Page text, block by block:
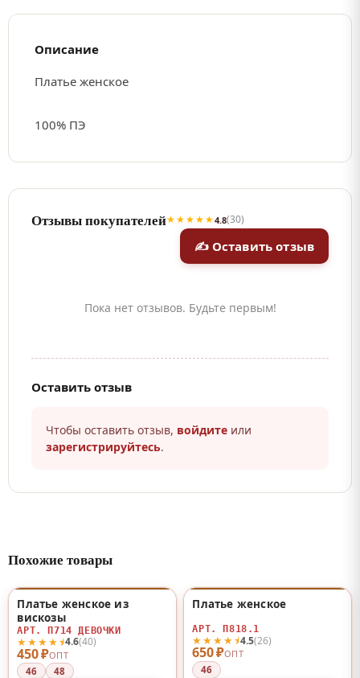
Описание
Платье женское
100% ПЭ
Отзывы покупателей★★★★★4.8(30)
✍ Оставить отзыв
Пока нет отзывов. Будьте первым!
Оставить отзыв
Чтобы оставить отзыв, войдите или
зарегистрируйтесь.
Похожие товары
450 ₽ОПТ
★★★★⯨4.6(40)
Платье женское из
вискозы
АРТ. П714 ДЕВОЧКИ
46 48
650 ₽ОПТ
★★★★⯨4.5(26)
Платье женское
АРТ. П818.1
46